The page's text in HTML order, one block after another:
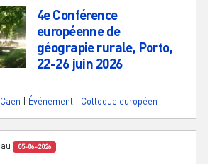
4e Conférence
européenne de
géograpie rurale, Porto,
22-26 juin 2026
Caen Événement Colloque européen
au 05-06-2026